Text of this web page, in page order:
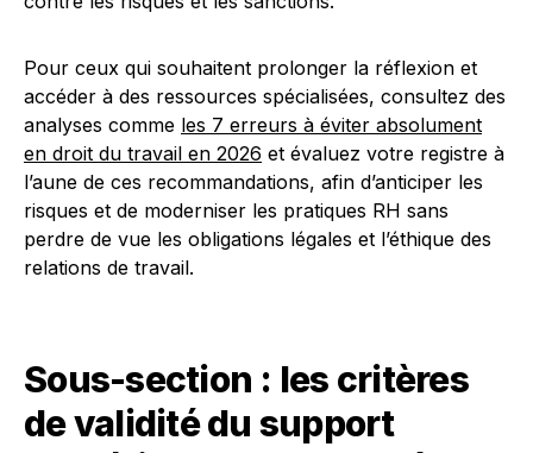
Pour ceux qui souhaitent prolonger la réflexion et
accéder à des ressources spécialisées, consultez des
analyses comme les 7 erreurs à éviter absolument
en droit du travail en 2026 et évaluez votre registre à
l’aune de ces recommandations, afin d’anticiper les
risques et de moderniser les pratiques RH sans
perdre de vue les obligations légales et l’éthique des
relations de travail.
Sous-section : les critères
de validité du support